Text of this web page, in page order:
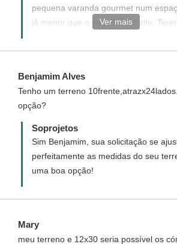
pequena varanda gourmet num
já menor que o sugerido no site.
projeto. Sugerimos que verifique as
podem se ajustar as medidas do seu
terreno: http://
projetos/plantas?frente=11&fundo=19
algum destes projetos atendam as
necessidades, solicite uma cotação
Modificação do projeto para que se
ao que deseja. Caso não atenda as
acordo com suas necessidades. Você
solicitar um projeto novo,
Ver mais
Benjamim Alves
Tenho um terreno
opção?
Soprojetos
Sim Benjamim, sua solicitação se
perfeitamente as medidas do seu
uma boa opção!
Mary
meu terreno e 12x30 seria possível os